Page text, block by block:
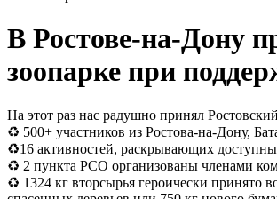
В Ростове-на-Дону
зоопарке при
На этот раз нас радушно принял
♻ 500+ участников из Ростова-на-Дону,
♻16 активностей, раскрывающих
♻ 2 пункта РСО организованы членами
♻ 1324 кг вторсырья героически принято